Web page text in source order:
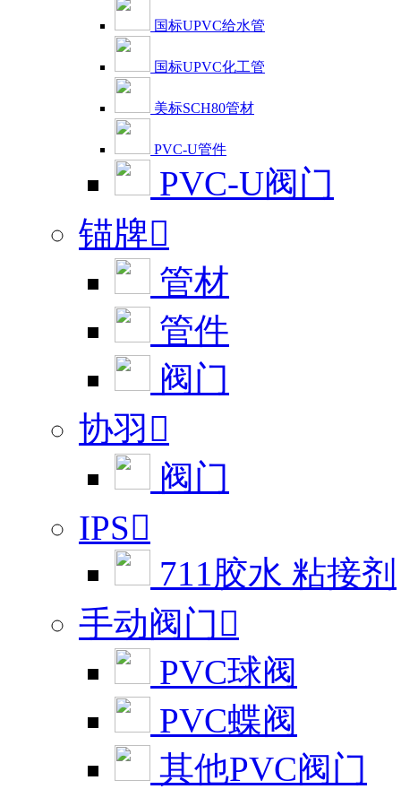
国标UPVC给水管
国标UPVC化工管
美标SCH80管材
PVC-U管件
PVC-U阀门
锚牌
管材
管件
阀门
协羽 
阀门
IPS
711胶水 粘接剂
手动阀门
PVC球阀
PVC蝶阀
其他PVC阀门